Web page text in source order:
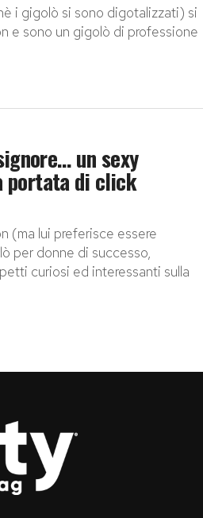
i gigolò si sono digotalizzati) si
e sono un gigolò di professione
un sexy
portata di click
(ma lui preferisce essere
per donne di successo,
curiosi ed interessanti sulla